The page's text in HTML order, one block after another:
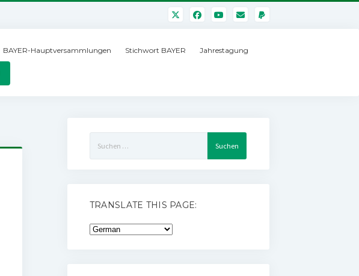
BAYER-Hauptversammlungen Stichwort BAYER Jahrestagung
nach:
TRANSLATE THIS PAGE: